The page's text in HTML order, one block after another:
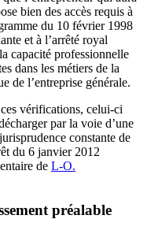
bien des accès requis à
du 10 février 1998
et à l’arrêté royal
capacité professionnelle
dans les métiers de la
de l’entreprise générale.
vérifications, celui-ci
par la voie d’une
constante de
du 6 janvier 2012
de L-O.
préalable